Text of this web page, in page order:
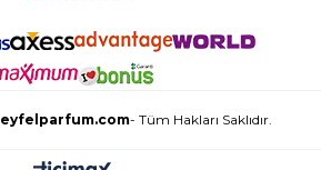
eyfelparfum.com- Tüm Hakları Saklıdır.